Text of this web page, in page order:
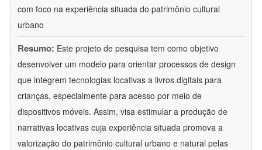
com foco na experiência situada do patrimônio cultural
urbano
Resumo: Este projeto de pesquisa tem como objetivo
desenvolver um modelo para orientar processos de design
que integrem tecnologias locativas a livros digitais para
crianças, especialmente para acesso por meio de
dispositivos móveis. Assim, visa estimular a produção de
narrativas locativas cuja experiência situada promova a
valorização do patrimônio cultural urbano e natural pelas